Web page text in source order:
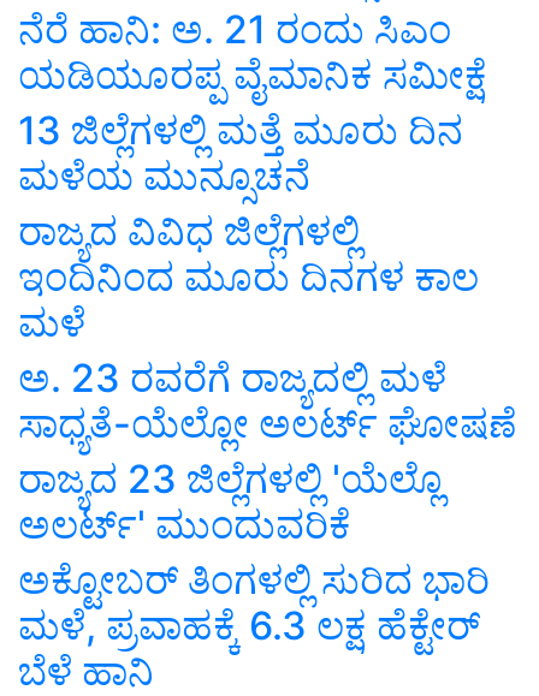
ನೆರೆ ಹಾನಿ: ಅ. 21 ರಂದು ಸಿಎಂ
ಯಡಿಯೂರಪ್ಪ ವೈಮಾನಿಕ ಸಮೀಕ್ಷೆ
13 ಜಿಲ್ಲೆಗಳಲ್ಲಿ ಮತ್ತೆ ಮೂರು ದಿನ
ಮಳೆಯ ಮುನ್ಸೂಚನೆ
ರಾಜ್ಯದ ವಿವಿಧ ಜಿಲ್ಲೆಗಳಲ್ಲಿ
ಇಂದಿನಿಂದ ಮೂರು ದಿನಗಳ ಕಾಲ
ಮಳೆ
ಅ. 23 ರವರೆಗೆ ರಾಜ್ಯದಲ್ಲಿ ಮಳೆ
ಸಾಧ್ಯತೆ-ಯೆಲ್ಲೋ ಅಲರ್ಟ್ ಘೋಷಣೆ
ರಾಜ್ಯದ 23 ಜಿಲ್ಲೆಗಳಲ್ಲಿ 'ಯೆಲ್ಲೊ
ಅಲರ್ಟ್' ಮುಂದುವರಿಕೆ
ಅಕ್ಟೋಬರ್ ತಿಂಗಳಲ್ಲಿ ಸುರಿದ ಭಾರಿ
ಮಳೆ, ಪ್ರವಾಹಕ್ಕೆ 6.3 ಲಕ್ಷ ಹೆಕ್ಟೇರ್
ಬೆಳೆ ಹಾನಿ